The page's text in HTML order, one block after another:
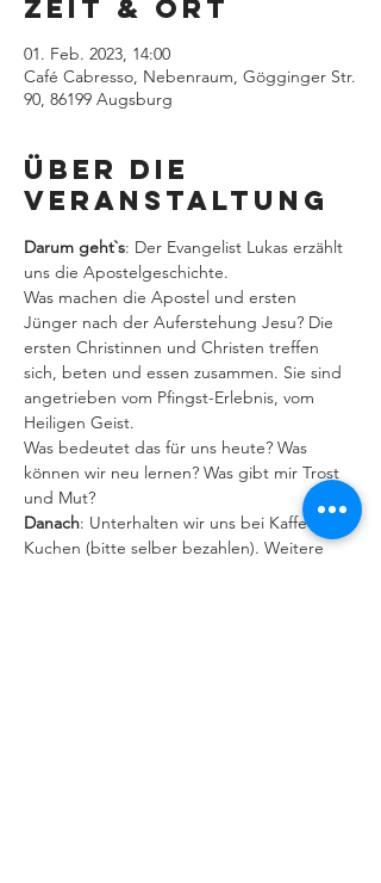
Zeit & Ort
01. Feb. 2023, 14:00
Café Cabresso, Nebenraum, Gögginger Str.
90, 86199 Augsburg
Über die
Veranstaltung
Darum geht`s: Der Evangelist Lukas erzählt
uns die Apostelgeschichte.
Was machen die Apostel und ersten
Jünger nach der Auferstehung Jesu? Die
ersten Christinnen und Christen treffen
sich, beten und essen zusammen. Sie sind
angetrieben vom Pfingst-Erlebnis, vom
Heiligen Geist.
Was bedeutet das für uns heute? Was
können wir neu lernen? Was gibt mir Trost
und Mut?
Danach: Unterhalten wir uns bei Kaffee und
Kuchen (bitte selber bezahlen). Weitere